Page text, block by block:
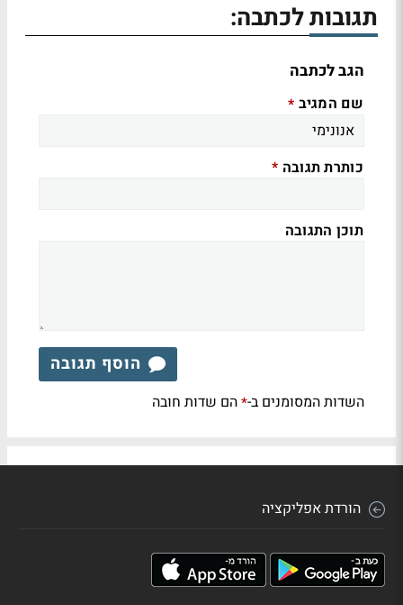
תגובות לכתבה:
הגב לכתבה
שם המגיב *
כותרת תגובה *
תוכן התגובה
הוסף תגובה
השדות המסומנים ב-*הם שדות חובה
הורדת אפליקציה